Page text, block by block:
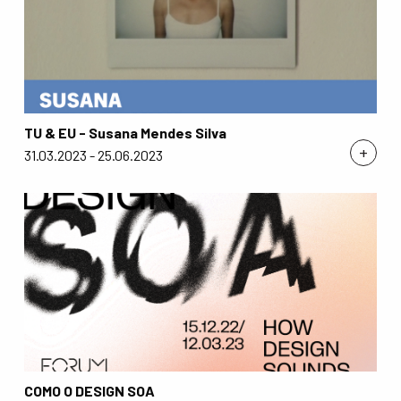
+
TU & EU - Susana Mendes Silva
31.03.2023 - 25.06.2023
COMO O DESIGN SOA